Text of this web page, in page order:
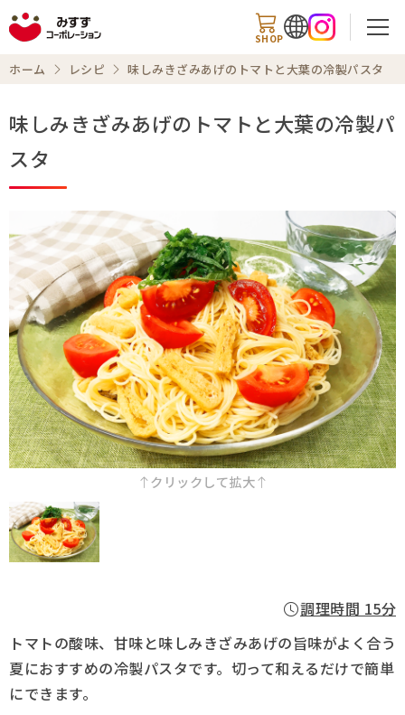
SHOP
商品情報
知る・楽しむ
レシピ
お知らせ
企業情報
採用情報
お問い合わせ
ホーム レシピ 味しみきざみあげのトマトと大葉の冷製パスタ
味しみきざみあげのトマトと大葉の冷製パ
スタ
クリックして拡大
調理時間 15分
トマトの酸味、甘味と味しみきざみあげの旨味がよく合う
夏におすすめの冷製パスタです。切って和えるだけで簡単
にできます。